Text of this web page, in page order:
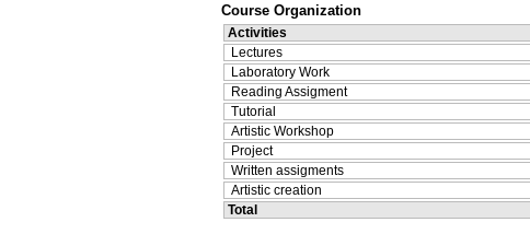
Course Organization
Activities
Lectures
Laboratory Work
Reading Assigment
Tutorial
Artistic Workshop
Project
Written assigments
Artistic creation
Total